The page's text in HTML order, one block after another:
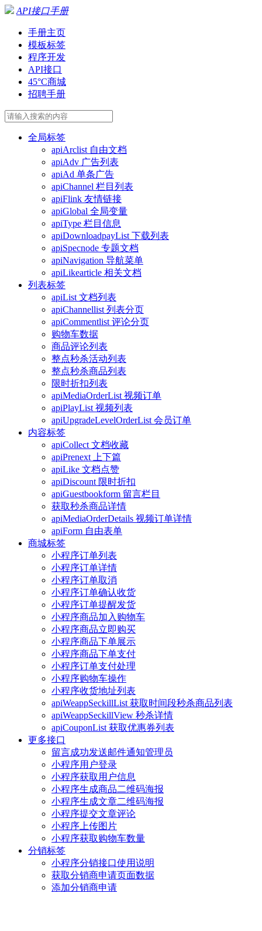
API接口手册
手册主页
模板标签
程序开发
API接口
45°C商城
招聘手册
全局标签
apiArclist 自由文档
apiAdv 广告列表
apiAd 单条广告
apiChannel 栏目列表
apiFlink 友情链接
apiGlobal 全局变量
apiType 栏目信息
apiDownloadpayList 下载列表
apiSpecnode 专题文档
apiNavigation 导航菜单
apiLikearticle 相关文档
列表标签
apiList 文档列表
apiChannellist 列表分页
apiCommentlist 评论分页
购物车数据
商品评论列表
整点秒杀活动列表
整点秒杀商品列表
限时折扣列表
apiMediaOrderList 视频订单
apiPlayList 视频列表
apiUpgradeLevelOrderList 会员订单
内容标签
apiCollect 文档收藏
apiPrenext 上下篇
apiLike 文档点赞
apiDiscount 限时折扣
apiGuestbookform 留言栏目
获取秒杀商品详情
apiMediaOrderDetails 视频订单详情
apiForm 自由表单
商城标签
小程序订单列表
小程序订单详情
小程序订单取消
小程序订单确认收货
小程序订单提醒发货
小程序商品加入购物车
小程序商品立即购买
小程序商品下单展示
小程序商品下单支付
小程序订单支付处理
小程序购物车操作
小程序收货地址列表
apiWeappSeckillList 获取时间段秒杀商品列表
apiWeappSeckillView 秒杀详情
apiCouponList 获取优惠券列表
更多接口
留言成功发送邮件通知管理员
小程序用户登录
小程序获取用户信息
小程序生成商品二维码海报
小程序生成文章二维码海报
小程序提交文章评论
小程序上传图片
小程序获取购物车数量
分销标签
小程序分销接口使用说明
获取分销商申请页面数据
添加分销商申请